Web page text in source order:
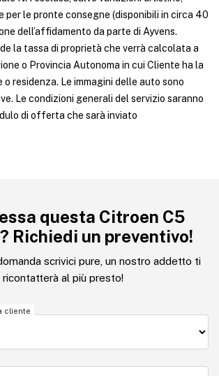
per le pronte consegne (disponibili in circa 40
dell’affidamento da parte di Ayvens.
la tassa di proprietà che verrà calcolata a
o Provincia Autonoma in cui Cliente ha la
o residenza. Le immagini delle auto sono
Le condizioni generali del servizio saranno
di offerta che sarà inviato
questa Citroen C5
Richiedi un preventivo!
scrivici pure, un nostro addetto ti
ricontatterà al più presto!
cliente